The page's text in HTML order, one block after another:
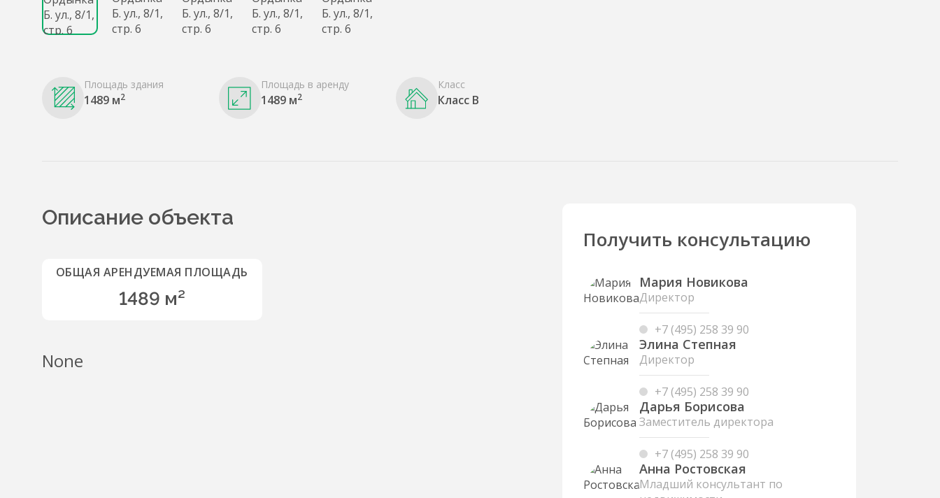
Площадь здания
1489 м2
Площадь в аренду
1489 м2
Класс
Класс B
Описание объекта
ОБЩАЯ АРЕНДУЕМАЯ ПЛОЩАДЬ
1489 м²
None
Получить консультацию
Мария Новикова
Директор
+7 (495) 258 39 90
Элина Степная
Директор
+7 (495) 258 39 90
Дарья Борисова
Заместитель директора
+7 (495) 258 39 90
Анна Ростовская
Младший консультант по